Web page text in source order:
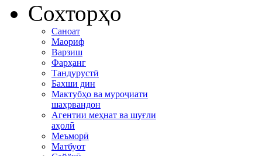
Сохторҳо
Саноат
Маориф
Варзиш
Фарҳанг
Тандурустӣ
Бахши дин
Мактубҳо ва муроҷиати
шаҳрвандон
Агентии меҳнат ва шуғли
аҳолӣ
Меъморӣ
Матбуот